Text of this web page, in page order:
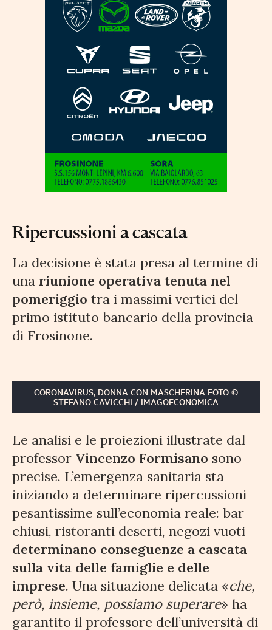
Ripercussioni a cascata
La decisione è stata presa al termine di
una riunione operativa tenuta nel
pomeriggio tra i massimi vertici del
primo istituto bancario della provincia
di Frosinone.
CORONAVIRUS, DONNA CON MASCHERINA FOTO ©
STEFANO CAVICCHI / IMAGOECONOMICA
Le analisi e le proiezioni illustrate dal
professor Vincenzo Formisano sono
precise. L’emergenza sanitaria sta
iniziando a determinare ripercussioni
pesantissime sull’economia reale: bar
chiusi, ristoranti deserti, negozi vuoti
determinano conseguenze a cascata
sulla vita delle famiglie e delle
imprese. Una situazione delicata «che,
però, insieme, possiamo superare» ha
garantito il professore dell’università di